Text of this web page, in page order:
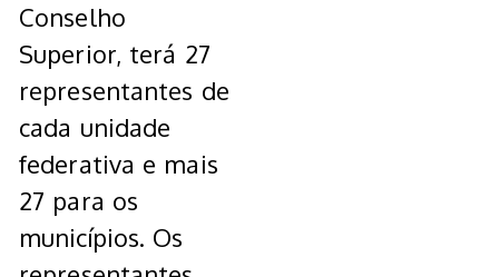
Conselho
Superior, terá 27
representantes de
cada unidade
federativa e mais
27 para os
municípios. Os